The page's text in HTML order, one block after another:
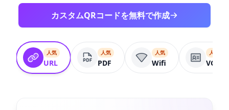
カスタムQRコードを無料で作成
人気
URL
人気
PDF
人気
Wifi
人気
VCard